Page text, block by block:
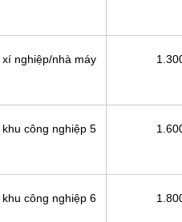
nghiệp/nhà máy
công nghiệp 5
công nghiệp 6